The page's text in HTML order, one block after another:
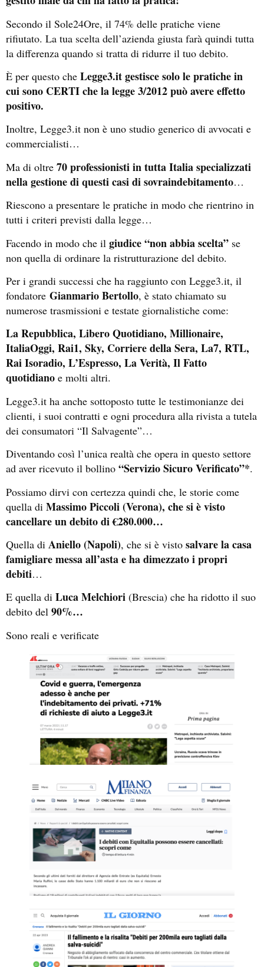
Secondo il Sole24Ore, il 74% delle pratiche viene
rifiutato. La tua scelta dell’azienda giusta farà quindi tutta
la differenza quando si tratta di ridurre il tuo debito.
È per questo che Legge3.it gestisce solo le pratiche in
cui sono CERTI che la legge 3/2012 può avere effetto
positivo.
Inoltre, Legge3.it non è uno studio generico di avvocati e
commercialisti…
Ma di oltre 70 professionisti in tutta Italia specializzati
nella gestione di questi casi di sovraindebitamento…
Riescono a presentare le pratiche in modo che rientrino in
tutti i criteri previsti dalla legge…
Facendo in modo che il giudice “non abbia scelta” se
non quella di ordinare la ristrutturazione del debito.
Per i grandi successi che ha raggiunto con Legge3.it, il
fondatore Gianmario Bertollo, è stato chiamato su
numerose trasmissioni e testate giornalistiche come:
La Repubblica, Libero Quotidiano, Millionaire,
ItaliaOggi, Rai1, Sky, Corriere della Sera, La7, RTL,
Rai Isoradio, L’Espresso, La Verità, Il Fatto
quotidiano e molti altri.
Legge3.it ha anche sottoposto tutte le testimonianze dei
clienti, i suoi contratti e ogni procedura alla rivista a tutela
dei consumatori “Il Salvagente”…
Diventando così l’unica realtà che opera in questo settore
ad aver ricevuto il bollino “Servizio Sicuro Verificato”*.
Possiamo dirvi con certezza quindi che, le storie come
quella di Massimo Piccoli (Verona), che si è visto
cancellare un debito di €280.000…
Quella di Aniello (Napoli), che si è visto salvare la casa
famigliare messa all’asta e ha dimezzato i propri
debiti…
E quella di Luca Melchiori (Brescia) che ha ridotto il suo
debito del 90%…
Sono reali e verificate